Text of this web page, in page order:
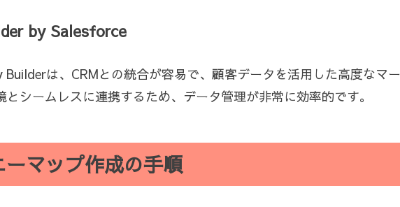
by Salesforce
は、CRMとの統合が容易で、顧客データを活用した高度なマ
シームレスに連携するため、データ管理が非常に効率的です。
マップ作成の手順